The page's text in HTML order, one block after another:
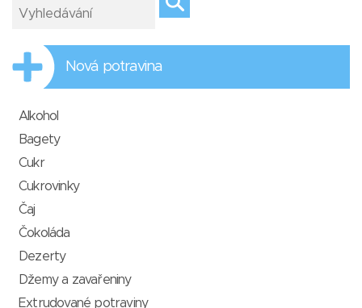
Nová potravina
Alkohol
Bagety
Cukr
Cukrovinky
Čaj
Čokoláda
Dezerty
Džemy a zavařeniny
Extrudované potraviny